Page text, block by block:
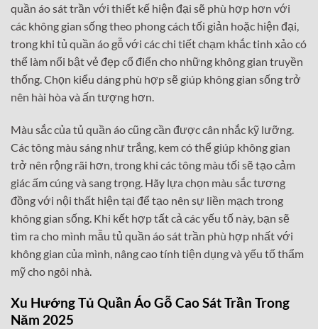
quần áo sát trần với thiết kế hiện đại sẽ phù hợp hơn với
các không gian sống theo phong cách tối giản hoặc hiện đại,
trong khi tủ quần áo gỗ với các chi tiết chạm khắc tinh xảo có
thể làm nổi bật vẻ đẹp cổ điển cho những không gian truyền
thống. Chọn kiểu dáng phù hợp sẽ giúp không gian sống trở
nên hài hòa và ấn tượng hơn.
Màu sắc của tủ quần áo cũng cần được cân nhắc kỹ lưỡng.
Các tông màu sáng như trắng, kem có thể giúp không gian
trở nên rộng rãi hơn, trong khi các tông màu tối sẽ tạo cảm
giác ấm cúng và sang trọng. Hãy lựa chọn màu sắc tương
đồng với nội thất hiện tại để tạo nên sự liền mạch trong
không gian sống. Khi kết hợp tất cả các yếu tố này, bạn sẽ
tìm ra cho mình mẫu tủ quần áo sát trần phù hợp nhất với
không gian của mình, nâng cao tính tiện dụng và yếu tố thẩm
mỹ cho ngôi nhà.
Xu Hướng Tủ Quần Áo Gỗ Cao Sát Trần Trong
Năm 2025